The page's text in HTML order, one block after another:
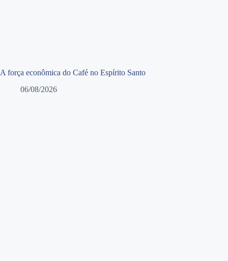
A força econômica do Café no Espírito Santo
06/08/2026